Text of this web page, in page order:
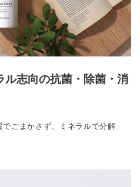
ル志向の抗菌・除菌・消
ごまかさず、ミネラルで分解